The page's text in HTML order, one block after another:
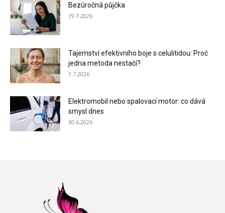
Bezúročná půjčka
19.7.2026
Tajemství efektivního boje s celulitidou: Proč
jedna metoda nestačí?
1.7.2026
Elektromobil nebo spalovací motor: co dává
smysl dnes
30.6.2026